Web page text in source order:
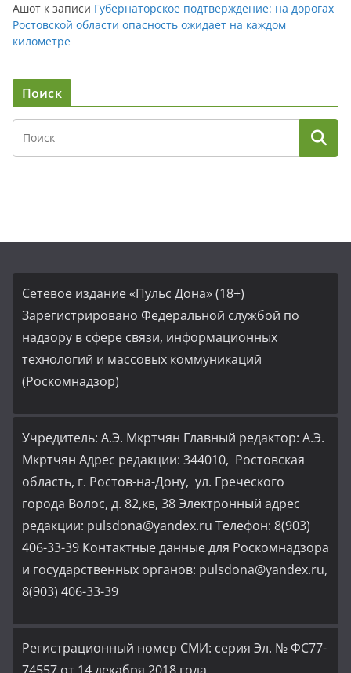
Ашот к записи Губернаторское подтверждение: на дорогах
Ростовской области опасность ожидает на каждом
километре
Поиск
Сетевое издание «Пульс Дона» (18+)
Зарегистрировано Федеральной службой по
надзору в сфере связи, информационных
технологий и массовых коммуникаций
(Роскомнадзор)
Учредитель: А.Э. Мкртчян Главный редактор: А.Э.
Мкртчян Адрес редакции: 344010, Ростовская
область, г. Ростов-на-Дону, ул. Греческого
города Волос, д. 82,кв, 38 Электронный адрес
редакции: pulsdona@yandex.ru Телефон: 8(903)
406-33-39 Контактные данные для Роскомнадзора
и государственных органов: pulsdona@yandex.ru,
8(903) 406-33-39
Регистрационный номер СМИ: серия Эл. № ФС77-